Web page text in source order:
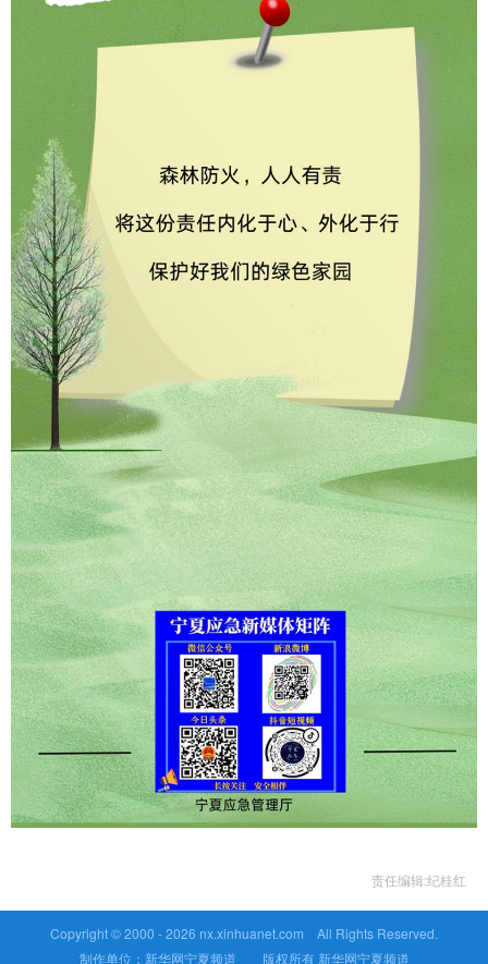
责任编辑:纪桂红
Copyright © 2000 -2026 nx.xinhuanet.com All Rights Reserved.
制作单位：新华网宁夏频道 版权所有 新华网宁夏频道